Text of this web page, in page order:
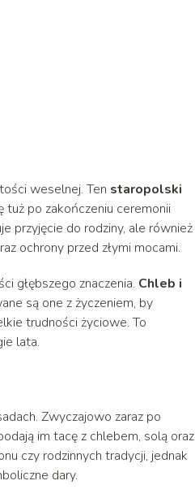
weselnej. Ten staropolski
tuż po zakończeniu ceremonii
przyjęcie do rodziny, ale również
ochrony przed złymi mocami.
głębszego znaczenia. Chleb i
są one z życzeniem, by
trudności życiowe. To
lata.
Zwyczajowo zaraz po
im tacę z chlebem, solą oraz
czy rodzinnych tradycji, jednak
dary.